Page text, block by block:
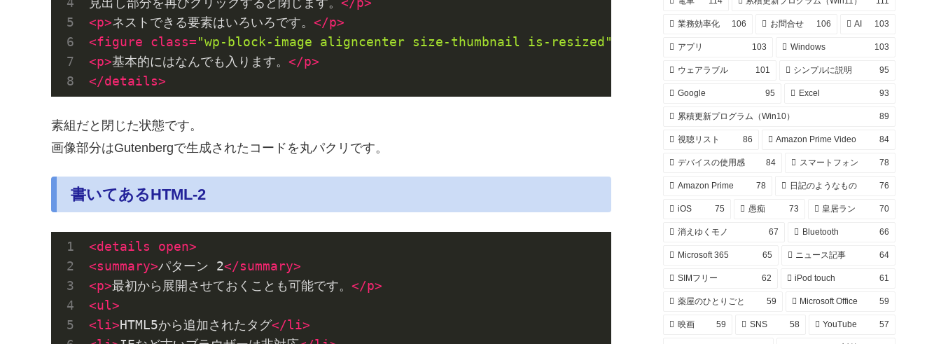
<p>ネストできる要素はいろいろです。 </p>
<figure class="wp-block-image aligncenter size-thumbnail is-resized" href ="https://wnkhs.net/wp-content/
<p>基本的にはなんでも入ります。 </p>
</details>
素組だと閉じた状態です。
画像部分はGutenbergで生成されたコードを丸パクリです。
書いてあるHTML-2
<details open>
<summary>パターン 2</summary>
<p>最初から展開させておくことも可能です。 </p>
<ul>
<li>HTML5から追加されたタグ</li>
業務効率化 106 お問合せ 106 AI 103
アプリ 103 Windows 103
ウェアラブル 101 シンプルに説明 95
Google 95 Excel 93
累積更新プログラム（Win10） 89
視聴リスト 86 Amazon Prime Video 84
デバイスの使用感 84 スマートフォン 78
Amazon Prime 78 日記のようなもの 76
iOS 75 愚痴 73 皇居ラン 70
消えゆくモノ 67 Bluetooth 66
Microsoft 365 65 ニュース記事 64
SIMフリー 62 iPod touch 61
薬屋のひとりごと 59 Microsoft Office 59
映画 59 SNS 58 YouTube 57